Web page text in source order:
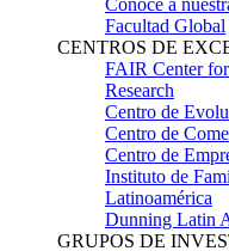
Conoce a
Facultad Global
CENTROS DE
FAIR Center
Research
Centro de
Centro de
Centro de
Instituto de
Latinoamérica
Dunning Latin
GRUPOS DE